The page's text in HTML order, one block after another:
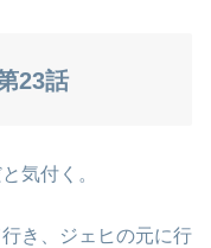
23話
気付く。
き、ジェヒの元に行